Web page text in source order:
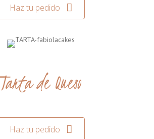
Haz tu pedido
Tarta de Queso
Haz tu pedido